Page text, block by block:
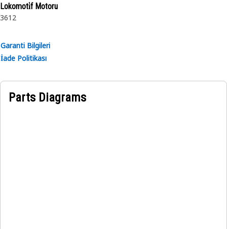
Lokomoti̇f Motoru
3612
Garanti Bilgileri
İade Politikası
Parts Diagrams